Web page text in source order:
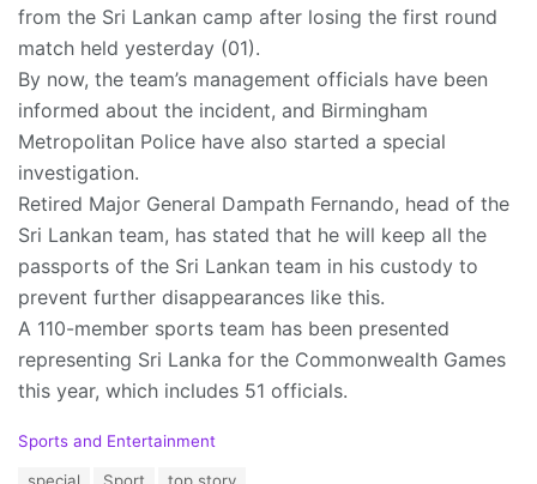
from the Sri Lankan camp after losing the first round
match held yesterday (01).
By now, the team’s management officials have been
informed about the incident, and Birmingham
Metropolitan Police have also started a special
investigation.
Retired Major General Dampath Fernando, head of the
Sri Lankan team, has stated that he will keep all the
passports of the Sri Lankan team in his custody to
prevent further disappearances like this.
A 110-member sports team has been presented
representing Sri Lanka for the Commonwealth Games
this year, which includes 51 officials.
C
Sports and Entertainment